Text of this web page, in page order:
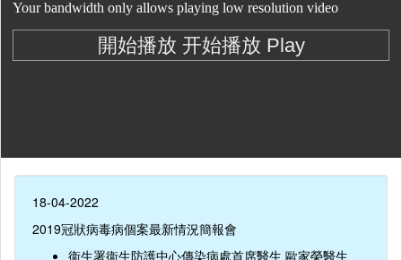
18-04-2022
2019冠狀病毒病個案最新情況簡報會
衞生署衞生防護中心傳染病處首席醫生 歐家榮醫生